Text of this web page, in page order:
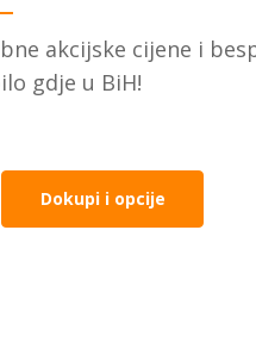
akcijske cijene i
gdje u BiH!
Dokupi i opcije